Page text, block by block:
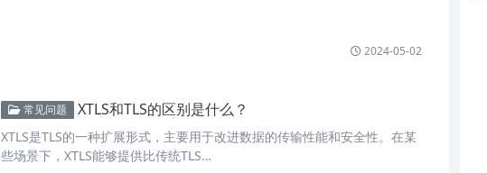
2024-05-02
常见问题 XTLS和TLS的区别是什么？
XTLS是TLS的一种扩展形式，主要用于改进数据的传输性能和安全性。在某
些场景下，XTLS能够提供比传统TLS…